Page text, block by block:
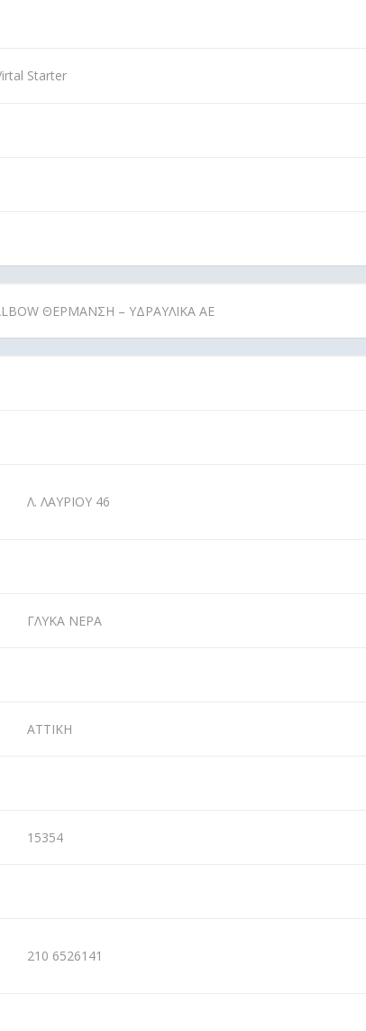
Starter
ΘΕΡΜΑΝΣΗ – ΥΔΡΑΥΛΙΚΑ ΑΕ
Λ. ΛΑΥΡΙΟΥ 46
ΓΛΥΚΑ ΝΕΡΑ
ΑΤΤΙΚΗ
15354
210 6526141